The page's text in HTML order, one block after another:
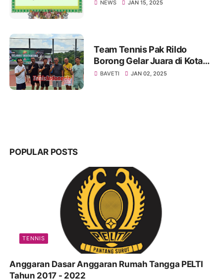
NEWS JAN 15, 2025
Team Tennis Pak Rildo
Borong Gelar Juara di Kota
Atlas
BAVETI JAN 02, 2025
POPULAR POSTS
TENNIS
Anggaran Dasar Anggaran Rumah Tangga PELTI
Tahun 2017 - 2022